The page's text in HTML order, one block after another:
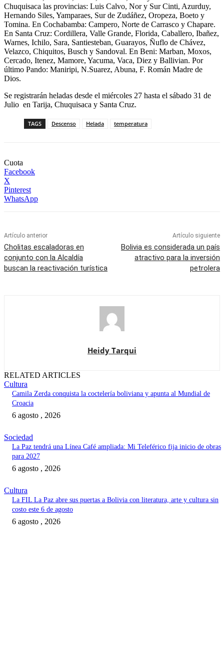
Chuquisaca las provincias: Luis Calvo, Nor y Sur Cinti, Azurduy,
Hernando Siles, Yamparaes, Sur de Zudáñez, Oropeza, Boeto y
Tomina. En Cochabamba: Campero, Norte de Carrasco y Chapare.
En Santa Cruz: Cordillera, Valle Grande, Florida, Caballero, Ibañez,
Warnes, Ichilo, Sara, Santiesteban, Guarayos, Ñuflo de Chávez,
Velazco, Chiquitos, Busch y Sandoval. En Beni: Marban, Moxos,
Cercado, Itenez, Mamore, Yacuma, Vaca, Diez y Ballivian. Por
último Pando: Maniripi, N.Suarez, Abuna, F. Román Madre de
Dios.
Se registrarán heladas desde el miércoles 27 hasta el sábado 31 de
Julio en Tarija, Chuquisaca y Santa Cruz.
TAGS Descenso Helada temperatura
Cuota
Facebook
X
Pinterest
WhatsApp
Artículo anterior
Cholitas escaladoras en
conjunto con la Alcaldía
buscan la reactivación turística
Artículo siguiente
Bolivia es considerada un país
atractivo para la inversión
petrolera
Heidy Tarqui
RELATED ARTICLES
Cultura
Camila Zerda conquista la coctelería boliviana y apunta al Mundial de
Croacia
6 agosto , 2026
Sociedad
La Paz tendrá una Línea Café ampliada: Mi Teleférico fija inicio de obras
para 2027
6 agosto , 2026
Cultura
La FIL La Paz abre sus puertas a Bolivia con literatura, arte y cultura sin
costo este 6 de agosto
6 agosto , 2026